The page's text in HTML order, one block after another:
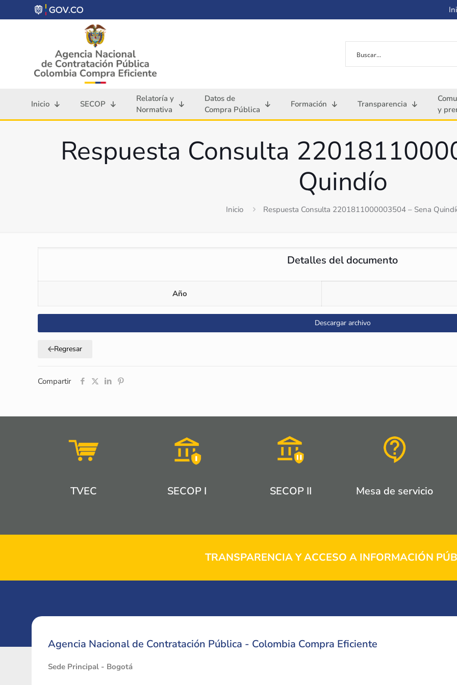
Inicio SECOP
Relatoría y
Normativa
Datos de
Compra Pública
Formación Transparencia
y
Respuesta Consulta
Quindío
Inicio Respuesta Consulta 2201811000003504 – Sena
Detalles del documento
Año
Descargar archivo
Regresar
Compartir
TVEC SECOP I SECOP II Mesa de servicio
TRANSPARENCIA Y ACCESO A INFORMACIÓN
Agencia Nacional de Contratación Pública - Colombia Compra Eficiente
Sede Principal - Bogotá